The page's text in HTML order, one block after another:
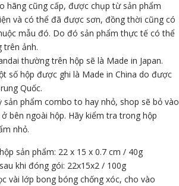
hãng cũng cấp, được chụp từ sản phẩm
và có thể đã được sơn, đồng thời cũng có
mẫu đó. Do đó sản phẩm thực tế có thể
trên ảnh.
thường trên hộp sẽ là Made in Japan.
số hộp được ghi là Made in China do được
Quốc.
sản phẩm combo to hay nhỏ, shop sẽ bỏ vào
bên ngoài hộp. Hãy kiểm tra trong hộp
nhỏ.
sản phẩm: 22 x 15 x 0.7 cm / 40g
khi đóng gói: 22x15x2 / 100g
vài lớp bong bóng chống xóc, cho vào